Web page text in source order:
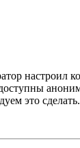
это сделать.